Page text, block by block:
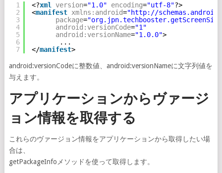
1
2
3
4
5
6
7
<?xml version="1.0" encoding="utf-8"?>
<manifest xmlns:android="http://
package=
android:versionCode="1"
android:versionName="1.0.0">
...
</manifest>
android:versionCodeに整数値、android:versionNameに文字列値を
与えます。
アプリケーションからヴァージ
ョン情報を取得する
これらのヴァージョン情報をアプリケーションから取得したい場
合は、
getPackageInfoメソッドを使って取得します。